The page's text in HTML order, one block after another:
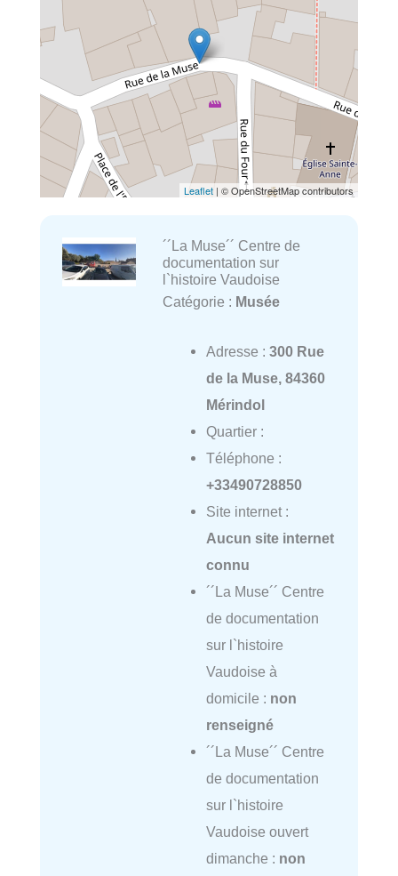
Leaflet | © OpenStreetMap contributors
´´La Muse´´ Centre de
documentation sur
l`histoire Vaudoise
Catégorie : Musée
Adresse : 300 Rue
de la Muse, 84360
Mérindol
Quartier :
Téléphone :
+33490728850
Site internet :
Aucun site internet
connu
´´La Muse´´ Centre
de documentation
sur l`histoire
Vaudoise à
domicile : non
renseigné
´´La Muse´´ Centre
de documentation
sur l`histoire
Vaudoise ouvert
dimanche : non